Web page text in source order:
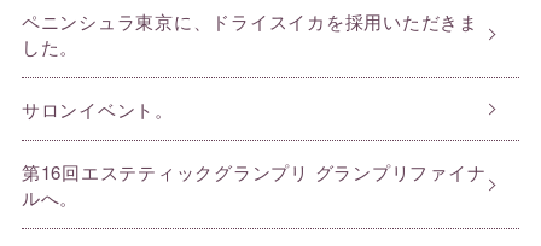
ペニンシュラ東京に、ドライスイカを採用いただきま
した。
サロンイベント。
第16回エステティックグランプリ グランプリファイナ
ルへ。